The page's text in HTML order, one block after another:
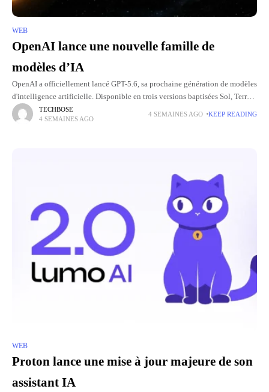
WEB
OpenAI lance une nouvelle famille de
modèles d’IA
OpenAI a officiellement lancé GPT-5.6, sa prochaine génération de modèles
d'intelligence artificielle. Disponible en trois versions baptisées Sol, Terra
et Luna, elle apporte plusieurs améliorations, notamment en termes de
raisonnement,
TECHBOSE
4 SEMAINES AGO
4 SEMAINES AGO KEEP READING
WEB
Proton lance une mise à jour majeure de son
assistant IA